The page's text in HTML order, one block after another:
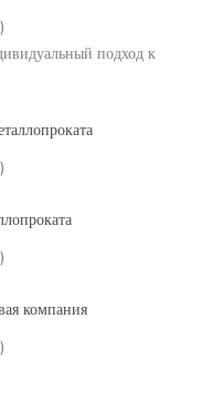
)
подход к
)
)
компания
)